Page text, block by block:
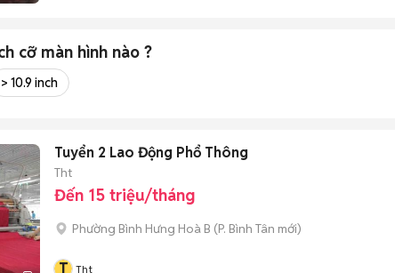
cỡ màn hình nào ?
> 10.9 inch
Tuyển 2 Lao Động Phổ Thông
Tht
Đến 15 triệu/tháng
Phường Bình Hưng Hoà B (P. Bình Tân mới)
T Tht